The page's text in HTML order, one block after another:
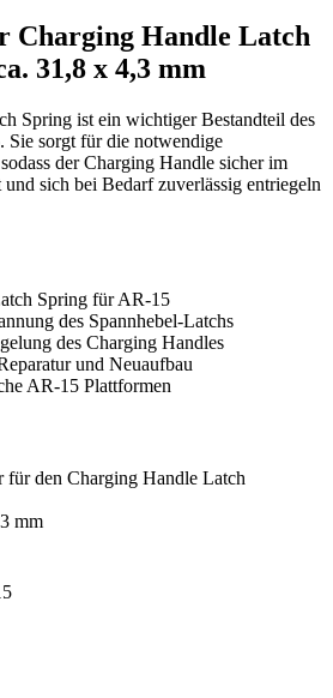
Charging Handle Latch
31,8 x 4,3 mm
Spring ist ein wichtiger Bestandteil des
Sie sorgt für die notwendige
der Charging Handle sicher im
sich bei Bedarf zuverlässig entriegeln
Spring für AR-15
des Spannhebel-Latchs
des Charging Handles
und Neuaufbau
AR-15 Plattformen
für den Charging Handle Latch
mm